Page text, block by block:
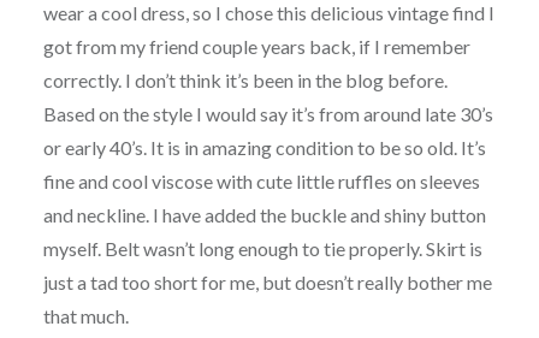
wear a cool dress, so I chose this delicious vintage find I
got from my friend couple years back, if I remember
correctly. I don’t think it’s been in the blog before.
Based on the style I would say it’s from around late 30’s
or early 40’s. It is in amazing condition to be so old. It’s
fine and cool viscose with cute little ruffles on sleeves
and neckline. I have added the buckle and shiny button
myself. Belt wasn’t long enough to tie properly. Skirt is
just a tad too short for me, but doesn’t really bother me
that much.